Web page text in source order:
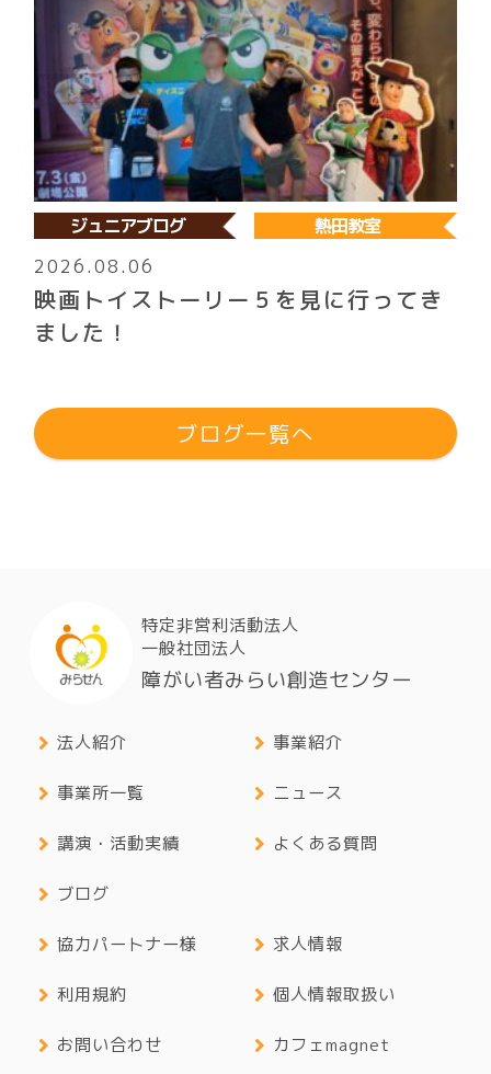
ジュニアブログ
熱田教室
2026.08.06
映画トイストーリー５を見に行ってき
ました！
ブログ一覧へ
特定非営利活動法人
一般社団法人
障がい者みらい創造センター
法人紹介
事業所一覧
講演・活動実績
ブログ
事業紹介
ニュース
よくある質問
協力パートナー様
利用規約
お問い合わせ
求人情報
個人情報取扱い
カフェmagnet